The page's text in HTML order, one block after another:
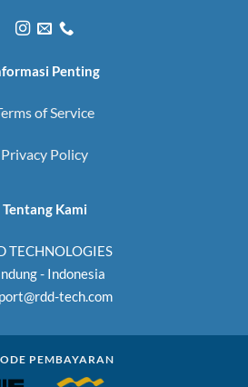
Penting
of Service
Privacy Policy
Tentang Kami
TECHNOLOGIES
- Indonesia
tech.com
PEMBAYARAN